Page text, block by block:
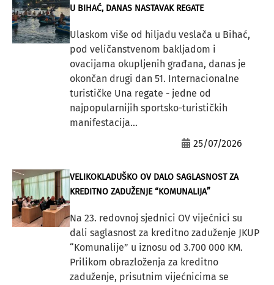
U BIHAĆ, DANAS NASTAVAK REGATE
Ulaskom više od hiljadu veslača u Bihać,
pod veličanstvenom bakljadom i
ovacijama okupljenih građana, danas je
okončan drugi dan 51. Internacionalne
turističke Una regate - jedne od
najpopularnijih sportsko-turističkih
manifestacija...
25/07/2026
VELIKOKLADUŠKO OV DALO SAGLASNOST ZA
KREDITNO ZADUŽENJE “KOMUNALIJA”
Na 23. redovnoj sjednici OV vijećnici su
dali saglasnost za kreditno zaduženje JKUP
“Komunalije” u iznosu od 3.700 000 KM.
Prilikom obrazloženja za kreditno
zaduženje, prisutnim vijećnicima se